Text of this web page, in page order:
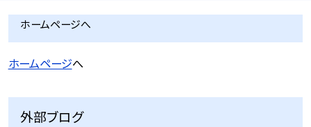
ホームページへ
ホームページへ
外部ブログ